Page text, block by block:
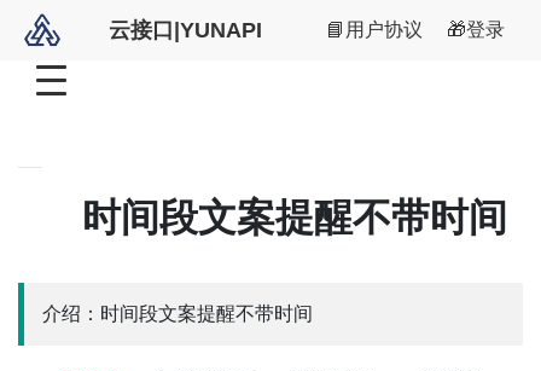
云接口|YUNAPI 📘用户协议 🎁登录
时间段文案提醒不带时间
介绍：时间段文案提醒不带时间